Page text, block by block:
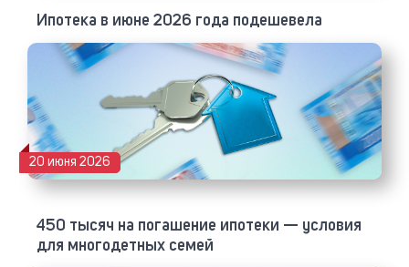
Ипотека в июне 2026 года подешевела
450 тысяч на погашение ипотеки — условия
для многодетных семей
20 июня 2026